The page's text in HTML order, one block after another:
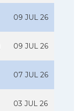
09 JUL 26
09 JUL 26
07 JUL 26
03 JUL 26